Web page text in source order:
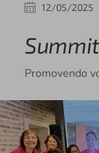
12/05/2025
Summit
Promovendo